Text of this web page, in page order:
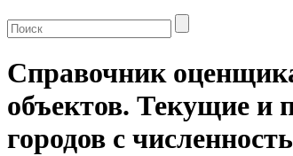
Справочник
объектов. Текущие и
городов с